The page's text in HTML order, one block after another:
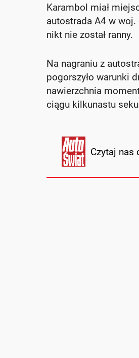
Karambol miał
autostrada A4 w
nikt nie został ranny.
Na nagraniu z
pogorszyło warunki
nawierzchnia
ciągu kilkunastu
Czytaj nas